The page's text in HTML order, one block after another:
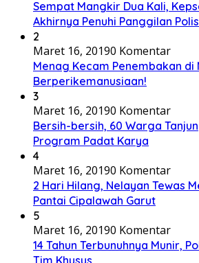
Sempat Mangkir Dua Kali,
Akhirnya Penuhi Panggilan
2
Maret 16, 20190 Komentar
Menag Kecam Penembakan di
Berperikemanusiaan!
3
Maret 16, 20190 Komentar
Bersih-bersih, 60 Warga
Program Padat Karya
4
Maret 16, 20190 Komentar
2 Hari Hilang, Nelayan Tewas
Pantai Cipalawah Garut
5
Maret 16, 20190 Komentar
14 Tahun Terbunuhnya Munir,